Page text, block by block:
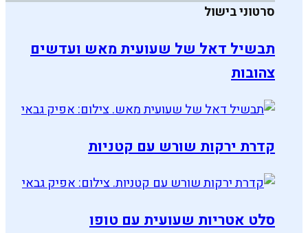
סרטוני בישול
תבשיל דאל של שעועית מאש ועדשים
צהובות
קדרת ירקות שורש עם קטניות
סלט אטריות שעועית עם טופו